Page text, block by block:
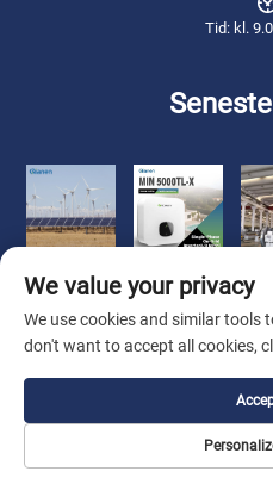
Tid: kl.
Copyright © 2026 Qianneng
Om os
We value your privacy
We use cookies and similar tools
don't want to accept all cookies,